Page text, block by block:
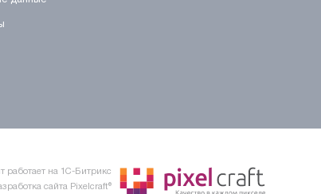
работает на 1C-Битрикс
сайта Pixelcraft®